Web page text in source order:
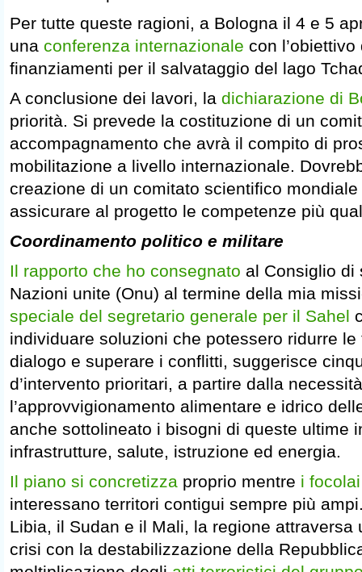
Per tutte queste ragioni, a Bologna il 4 e 5
una conferenza internazionale con
finanziamenti per il salvataggio del lago
A conclusione dei lavori, la dichiarazione di
priorità. Si prevede la costituzione di un
accompagnamento che avrà il compito di
mobilitazione a livello internazionale.
creazione di un comitato scientifico
assicurare al progetto le competenze più
Coordinamento politico e militare
Il rapporto che ho consegnato al Consiglio di
Nazioni unite (Onu) al termine della mia
speciale del segretario generale per il Sahel
individuare soluzioni che potessero ridurre
dialogo e superare i conflitti, suggerisce
d’intervento prioritari, a partire dalla
l’approvvigionamento alimentare e idrico
anche sottolineato i bisogni di queste ultime
infrastrutture, salute, istruzione ed energia.
Il piano si concretizza proprio mentre i
interessano territori contigui sempre più
Libia, il Sudan e il Mali, la regione attraversa
crisi con la destabilizzazione della